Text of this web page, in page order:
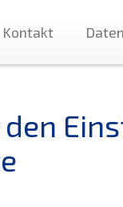
Kontakt